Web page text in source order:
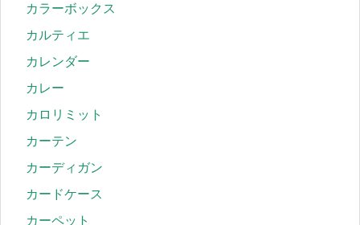
カラーボックス
カルティエ
カレンダー
カレー
カロリミット
カーテン
カーディガン
カードケース
カーペット